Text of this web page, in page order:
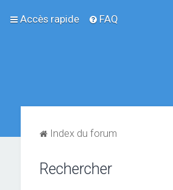
Accès rapide FAQ
Index du forum
Rechercher